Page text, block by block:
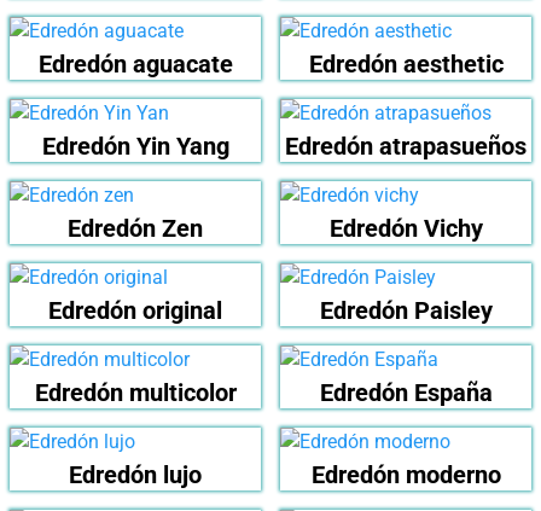
Edredón aguacate Edredón aesthetic
Edredón Yin Yang Edredón atrapasueños
Edredón Zen Edredón Vichy
Edredón original Edredón Paisley
Edredón multicolor Edredón España
Edredón lujo Edredón moderno